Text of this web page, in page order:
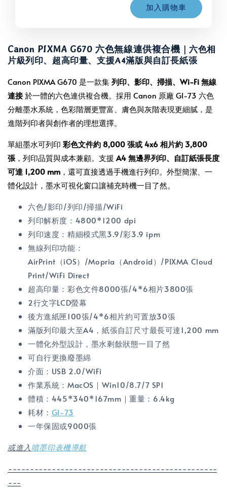
加入購物車
Canon PIXMA G670 六色無線連供複合機 ｜六色相
片級列印、超高印量、支援A4滿版與自訂長紙張
Canon PIXMA G670 是一款集列印、影印、掃描、Wi-Fi 無線
連接於一體的六色連供複合機。採用 Canon 原廠 GI-73 六色
分離墨水系統，色彩階層更豐富、膚色與灰階表現更細膩，是
進階列印者與創作者的理想選擇。
單組墨水可列印 彩色文件約 8,000 張或 4x6 相片約 3,800
張 ，列印品質與成本兼顧。支援 A4 無邊界列印、自訂紙張長度
可達 1,200 mm ，還可直接透過手機進行列印。外型簡潔、一
體化設計，墨水可視化窗口讓補充時機一目了然。
六色/影印/列印/掃描/WiFi
列印解析度：4800*1200 dpi
列印速度：精細模式黑3.9/彩3.9 ipm
無線列印功能：
AirPrint（iOS）/Mopria（Android）/PIXMA Cloud
Print/WiFi Direct
超高印量：彩色文件8000張/4*6相片3800張
2行文字LCD螢幕
後方進紙匣100張/4*6相片約可置放30張
滿版列印最大至A4，紙張自訂尺寸最長可達1,200 mm
一體化外型設計，墨水剩餘狀態一目了然
可自行更換廢墨綿
介面：USB 2.0/WiFi
作業系統：MacOS｜Win10/8.7/7 SP1
體積：445*340*167mm｜重量：6.4kg
耗材： GI-73
一年保固或9000張
或進入 噴墨印表機導航
------------------------------------------------
---